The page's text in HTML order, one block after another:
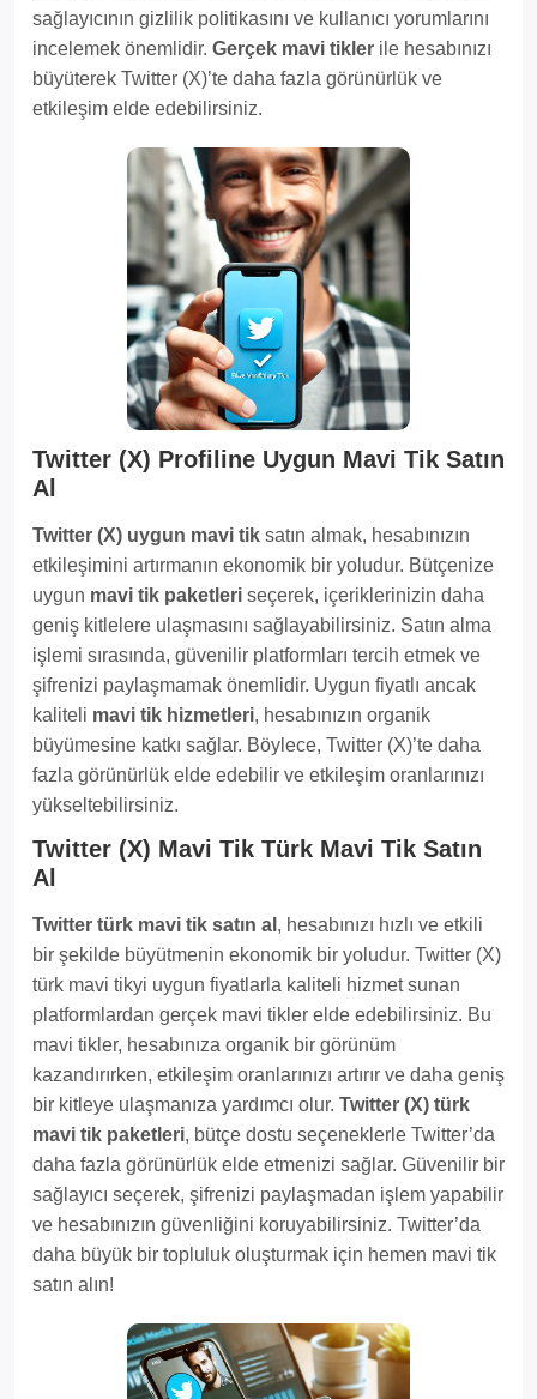
sağlayıcının gizlilik politikasını ve kullanıcı yorumlarını
incelemek önemlidir. Gerçek mavi tikler ile hesabınızı
büyüterek Twitter (X)’te daha fazla görünürlük ve
etkileşim elde edebilirsiniz.
Twitter (X) Profiline Uygun Mavi Tik Satın
Al
Twitter (X) uygun mavi tik satın almak, hesabınızın
etkileşimini artırmanın ekonomik bir yoludur. Bütçenize
uygun mavi tik paketleri seçerek, içeriklerinizin daha
geniş kitlelere ulaşmasını sağlayabilirsiniz. Satın alma
işlemi sırasında, güvenilir platformları tercih etmek ve
şifrenizi paylaşmamak önemlidir. Uygun fiyatlı ancak
kaliteli mavi tik hizmetleri, hesabınızın organik
büyümesine katkı sağlar. Böylece, Twitter (X)’te daha
fazla görünürlük elde edebilir ve etkileşim oranlarınızı
yükseltebilirsiniz.
Twitter (X) Mavi Tik Türk Mavi Tik Satın
Al
Twitter türk mavi tik satın al , hesabınızı hızlı ve etkili
bir şekilde büyütmenin ekonomik bir yoludur. Twitter (X)
türk mavi tikyi uygun fiyatlarla kaliteli hizmet sunan
platformlardan gerçek mavi tikler elde edebilirsiniz. Bu
mavi tikler, hesabınıza organik bir görünüm
kazandırırken, etkileşim oranlarınızı artırır ve daha geniş
bir kitleye ulaşmanıza yardımcı olur. Twitter (X) türk
mavi tik paketleri, bütçe dostu seçeneklerle Twitter’da
daha fazla görünürlük elde etmenizi sağlar. Güvenilir bir
sağlayıcı seçerek, şifrenizi paylaşmadan işlem yapabilir
ve hesabınızın güvenliğini koruyabilirsiniz. Twitter’da
daha büyük bir topluluk oluşturmak için hemen mavi tik
satın alın!